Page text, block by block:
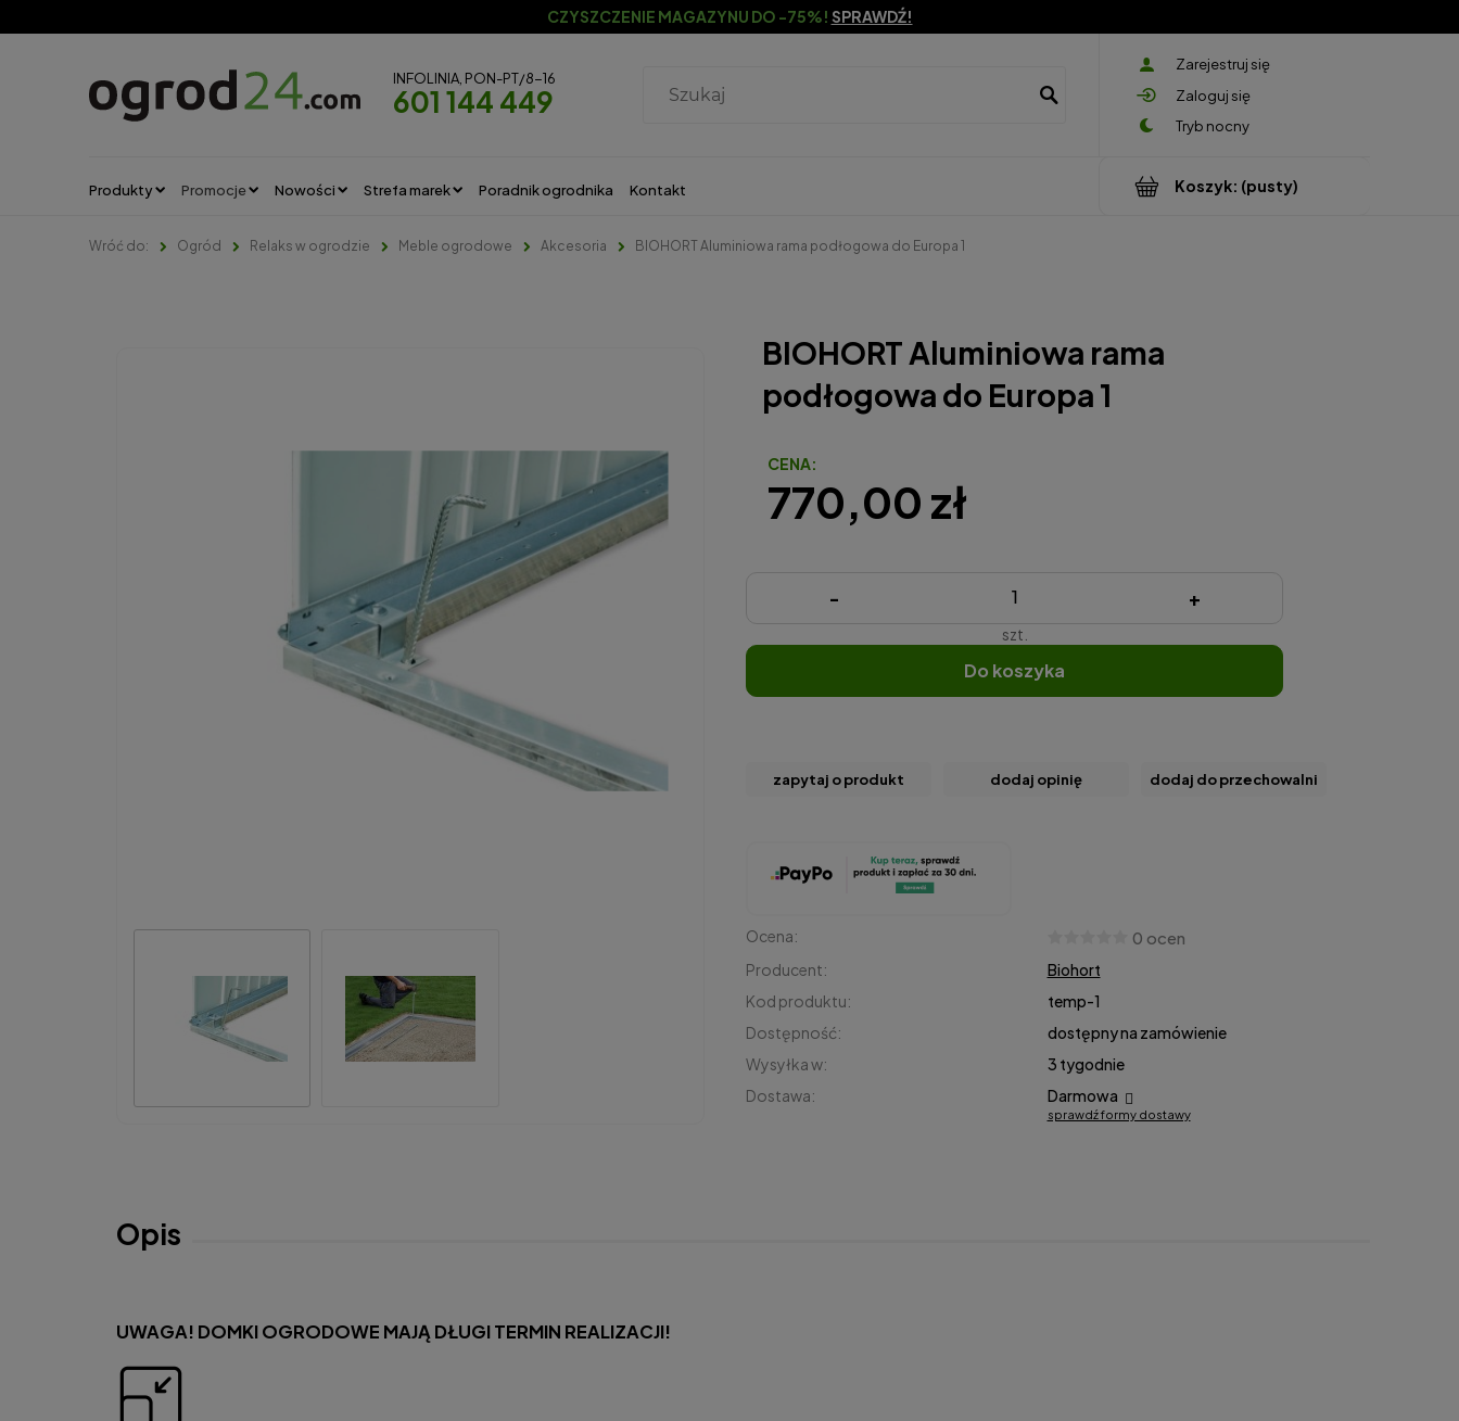
CZYSZCZENIE MAGAZYNU DO -75%! SPRAWDŹ!
Zarejestruj się
Zaloguj się
INFOLINIA, PON-PT/8-16
601 144 449
Koszyk: (pusty)
Produkty Promocje Nowości Strefa marek Poradnik ogrodnika Kontakt
Ogród Relaks w ogrodzie Meble ogrodowe Akcesoria BIOHORT Aluminiowa rama podłogowa do Europa 1
BIOHORT Aluminiowa rama
podłogowa do Europa 1
Ocena: 0 ocen
Producent:
Biohort
Kod produktu:
temp-1
Dostępność:
dostępny na zamówienie
Wysyłka w:
3 tygodnie
Dostawa:
Darmowa
sprawdź formy dostawy
CENA:
770,00 zł
- +
szt.
do koszyka
zapytaj o produkt dodaj opinię dodaj do przechowalni
Opis
UWAGA! DOMKI OGRODOWE MAJĄ DŁUGI TERMIN REALIZACJI!